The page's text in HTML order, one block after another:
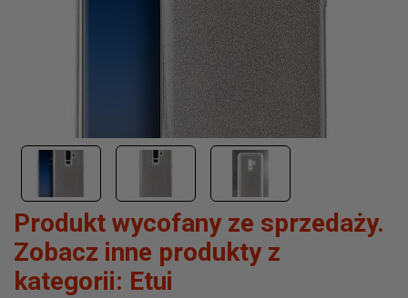
Produkt wycofany ze sprzedaży.
Zobacz inne produkty z
kategorii: Etui